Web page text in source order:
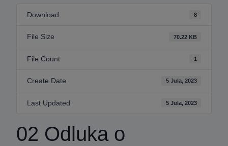
Download 8
File Size 70.22 KB
File Count 1
Create Date 5 Jula, 2023
Last Updated 5 Jula, 2023
02 Odluka o